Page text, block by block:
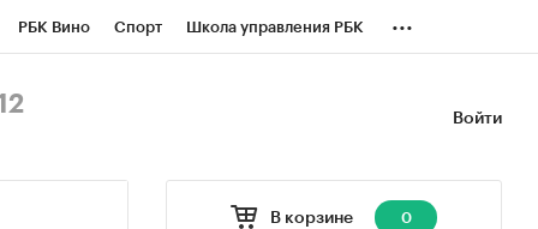
РБК Вино Спорт Школа управления РБК ...
Войти
В корзине 0